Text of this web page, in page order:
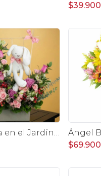
$39.900
Conejita en el Jardín - Arreglo floral tonos rosa y conejita
$69.900